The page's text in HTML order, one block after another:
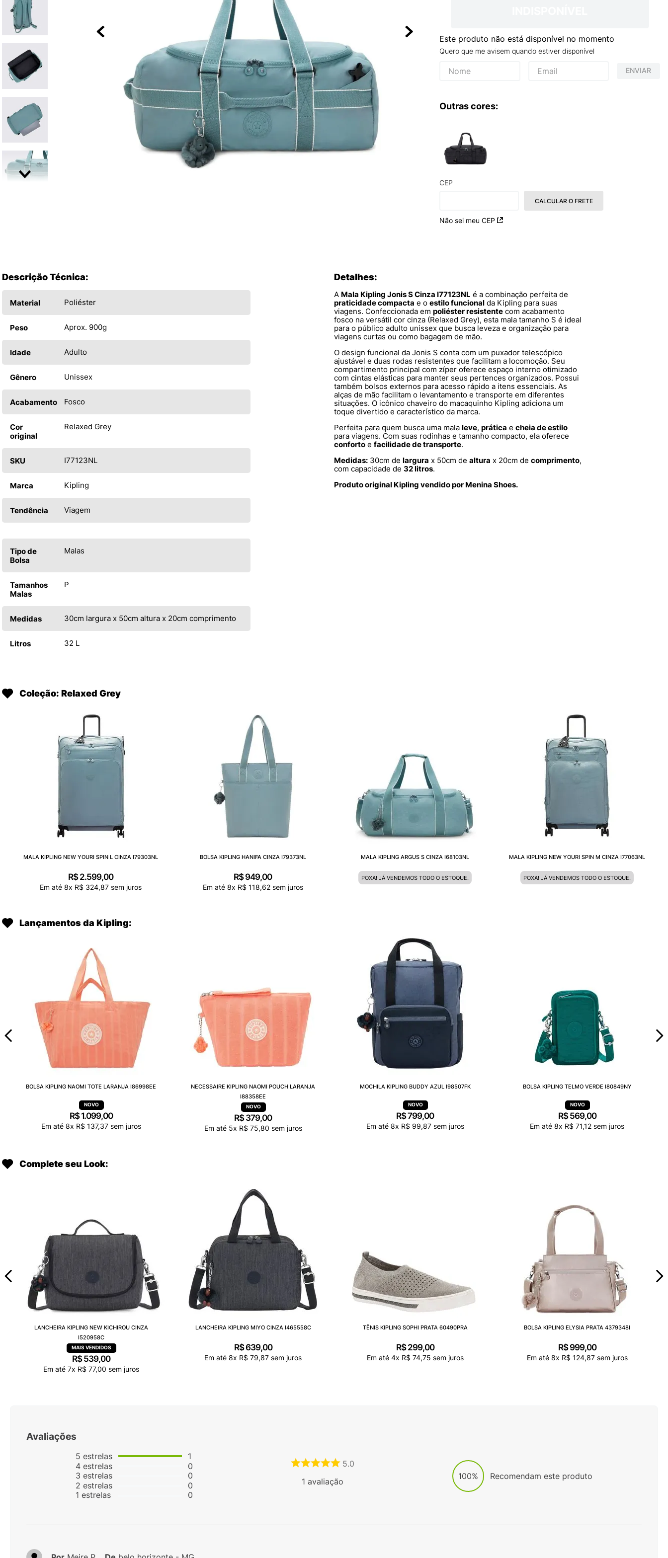
Este produto não está disponível no momento
Quero que me avisem quando estiver disponível
ENVIAR
Outras cores:
CEP
Não sei meu CEP
CALCULAR O FRETE
Descrição Técnica:
Material Poliéster
Peso Aprox. 900g
Idade Adulto
Gênero Unissex
Acabamento Fosco
Cor
original
Relaxed Grey
SKU I77123NL
Marca Kipling
Tendência Viagem
Tipo de
Bolsa
Malas
Tamanhos
Malas
P
Medidas 30cm largura x 50cm altura x 20cm comprimento
Litros 32 L
Detalhes:
A Mala Kipling Jonis S Cinza I77123NL é a combinação perfeita de
praticidade compacta e o estilo funcional da Kipling para suas
viagens. Confeccionada em poliéster resistente com acabamento
fosco na versátil cor cinza (Relaxed Grey), esta mala tamanho S é ideal
para o público adulto unissex que busca leveza e organização para
viagens curtas ou como bagagem de mão.
O design funcional da Jonis S conta com um puxador telescópico
ajustável e duas rodas resistentes que facilitam a locomoção. Seu
compartimento principal com zíper oferece espaço interno otimizado
com cintas elásticas para manter seus pertences organizados. Possui
também bolsos externos para acesso rápido a itens essenciais. As
alças de mão facilitam o levantamento e transporte em diferentes
situações. O icônico chaveiro do macaquinho Kipling adiciona um
toque divertido e característico da marca.
Perfeita para quem busca uma mala leve, prática e cheia de estilo
para viagens. Com suas rodinhas e tamanho compacto, ela oferece
conforto e facilidade de transporte.
Medidas: 30cm de largura x 50cm de altura x 20cm de comprimento,
com capacidade de 32 litros.
Produto original Kipling vendido por Menina Shoes.
Coleção: Relaxed Grey
MALA KIPLING NEW YOURI SPIN L CINZA I79303NL
R$2.599,00
Em até8x R$ 324,87 sem juros
BOLSA KIPLING HANIFA CINZA I79373NL
R$949,00
Em até 8x R$ 118,62sem juros
MALA KIPLING ARGUS S CINZA I68103NL
POXA! JÁ VENDEMOS TODO O ESTOQUE.
MALA KIPLING NEW YOURI SPIN M CINZA I77063NL
POXA! JÁ VENDEMOS TODO O ESTOQUE.
Lançamentos da Kipling:
BOLSA KIPLING NAOMI TOTE LARANJA I86998EE
R$ 1.099,00
Em até 8x R$ 137,37sem juros
NECESSAIRE KIPLING NAOMI POUCH LARANJA
I88358EE
R$ 379,00
Em até 5x R$ 75,80 sem juros
MOCHILA KIPLING BUDDY AZUL I98507FK
R$799,00
Em até 8x R$ 99,87sem juros
BOLSA KIPLING TELMO VERDE I80849NY
R$ 569,00
Em até 8x R$ 71,12 sem juros
Complete seu Look:
LANCHEIRA KIPLING NEW KICHIROU CINZA
I520958C
R$ 539,00
Em até 7x R$ 77,00 sem juros
LANCHEIRA KIPLING MIYO CINZA I465558C
R$ 639,00
Em até 8x R$ 79,87 sem juros
TÊNIS KIPLING SOPHI PRATA 60490PRA
R$ 299,00
Em até 4x R$ 74,75 sem juros
BOLSA KIPLING ELYSIA PRATA 4379348I
R$ 999,00
Em até 8x R$ 124,87sem juros
Avaliações
5 estrelas
4estrelas
3 estrelas
2 estrelas
1 estrelas
1
0
0
0
0
5.0
1 avaliação
100% Recomendam este produto